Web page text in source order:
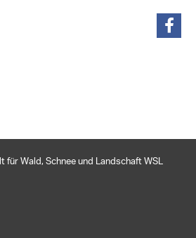
Wald, Schnee und Landschaft WSL